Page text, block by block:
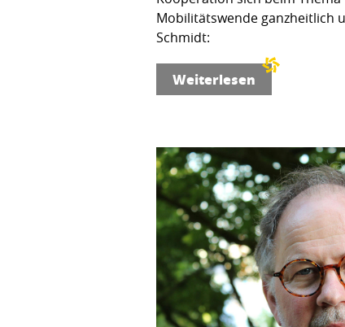
Mobilitätswende ganzheitlich
Schmidt:
Weiterlesen